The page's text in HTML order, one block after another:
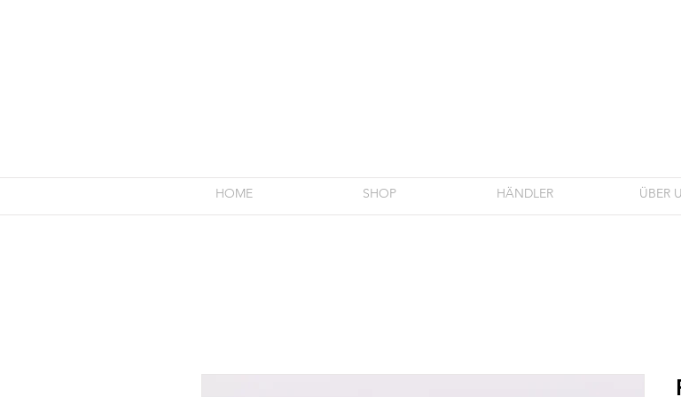
HOME SHOP HÄNDLER ÜBER